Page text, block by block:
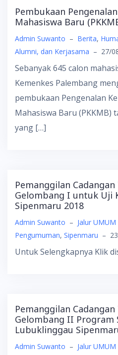
Pembukaan
Mahasiswa Baru
Admin Suwanto – Berita,
Alumni, dan Kerjasama – 27/
Sebanyak 645 calon
Kemenkes Palembang
pembukaan Pengenalan
Mahasiswa Baru (PKKMB)
yang […]
Pemanggilan Cadangan
Gelombang I untuk Uji
Sipenmaru 2018
Admin Suwanto – Jalur
Pengumuman, Sipenmaru –
Untuk Selengkapnya Klik
Pemanggilan
Gelombang II Program
Lubuklinggau
Admin Suwanto – Jalur